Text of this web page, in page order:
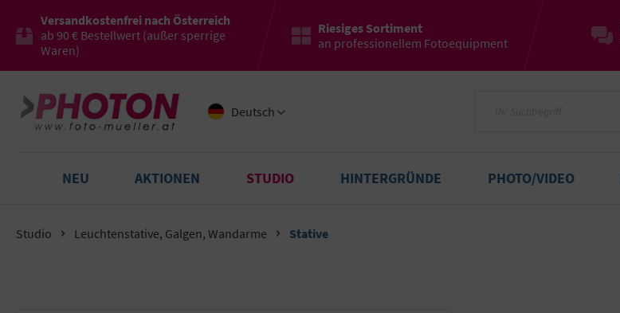
Versandkostenfrei nach Österreich
ab 90 € Bestellwert (außer sperrige
Waren)
Riesiges Sortiment
an professionellem Fotoequipment
Deutsch
NEU AKTIONEN STUDIO HINTERGRÜNDE PHOTO/VIDEO
Studio Leuchtenstative, Galgen, Wandarme Stative